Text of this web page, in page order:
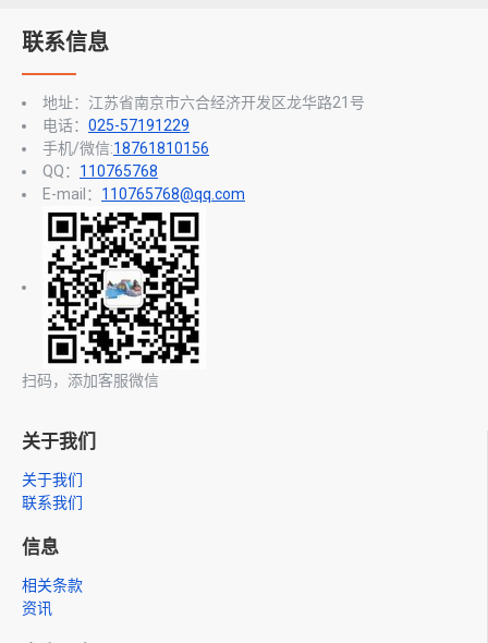
联系信息
地址：江苏省南京市六合经济开发区龙华路21号
电话： 025-57191229
手机/微信:18761810156
QQ： 110765768
E-mail： 110765768@qq.com
扫码，添加客服微信
关于我们
关于我们
联系我们
信息
相关条款
资讯